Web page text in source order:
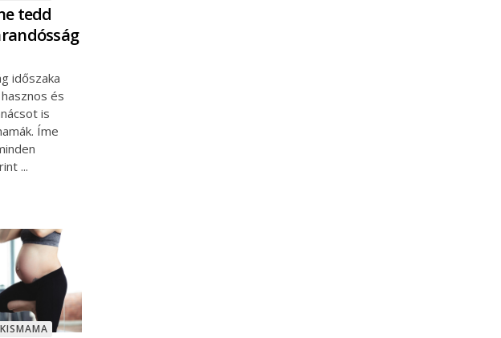
tedd
időszaka
és
is
Íme
KISMAMA